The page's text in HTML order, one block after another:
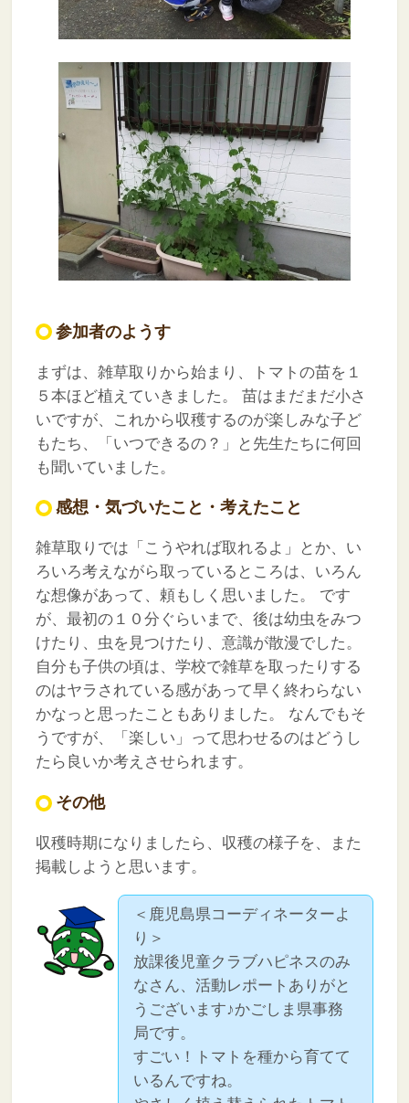
参加者のようす
まずは、雑草取りから始まり、トマトの苗を１
５本ほど植えていきました。
苗はまだまだ小さ
いですが、これから収穫するのが楽しみな子ど
もたち、「いつできるの？」と先生たちに何回
も聞いていました。
感想・気づいたこと・考えたこと
雑草取りでは「こうやれば取れるよ」とか、い
ろいろ考えながら取っているところは、いろん
な想像があって、頼もしく思いました。
です
が、最初の１０分ぐらいまで、後は幼虫をみつ
けたり、虫を見つけたり、意識が散漫でした。
自分も子供の頃は、学校で雑草を取ったりする
のはヤラされている感があって早く終わらない
かなっと思ったこともありました。
なんでもそ
うですが、「楽しい」って思わせるのはどうし
たら良いか考えさせられます。
その他
収穫時期になりましたら、収穫の様子を、また
掲載しようと思います。
＜鹿児島県コーディネーターよ
り＞
放課後児童クラブハピネスのみ
なさん、活動レポートありがと
うございます♪かごしま県事務
局です。
すごい！トマトを種から育てて
いるんですね。